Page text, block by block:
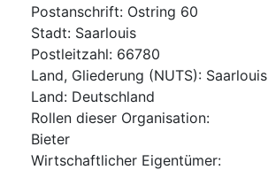
Postanschrift: Ostring 60
Stadt: Saarlouis
Postleitzahl: 66780
Land, Gliederung (NUTS): Saarlouis
Land: Deutschland
Rollen dieser Organisation:
Bieter
Wirtschaftlicher Eigentümer: